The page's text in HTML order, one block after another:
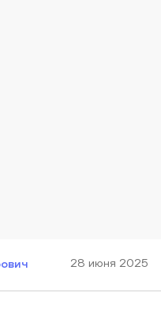
28 июня 2025